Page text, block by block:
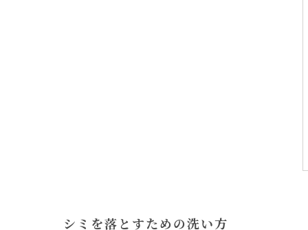
シミを落とすための洗い方